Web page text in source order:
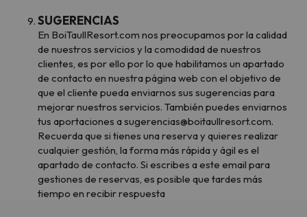
SUGERENCIAS
En BoiTaullResort.com nos preocupamos por la calidad
de nuestros servicios y la comodidad de nuestros
clientes, es por ello por lo que habilitamos un apartado
de contacto en nuestra página web con el objetivo de
que el cliente pueda enviarnos sus sugerencias para
mejorar nuestros servicios. También puedes enviarnos
tus aportaciones a sugerencias@boitaullresort.com.
Recuerda que si tienes una reserva y quieres realizar
cualquier gestión, la forma más rápida y ágil es el
apartado de contacto. Si escribes a este email para
gestiones de reservas, es posible que tardes más
tiempo en recibir respuesta